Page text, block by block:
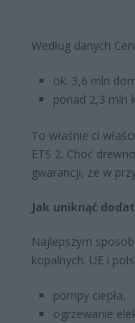
Według danych
ok. 3,6 mln
ponad 2,3 mln
To właśnie ci
ETS 2. Choć
gwarancji, że w
Jak uniknąć
Najlepszym
kopalnych. UE i
pompy ciepła,
ogrzewanie